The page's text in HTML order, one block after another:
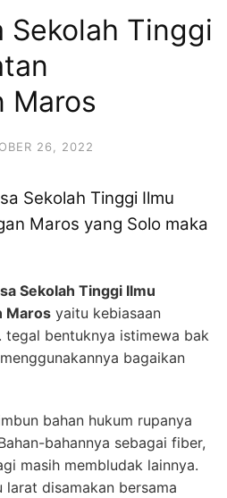
Sekolah Tinggi
Maros
26, 2022
Sekolah Tinggi Ilmu
Maros yang Solo maka
Sekolah Tinggi Ilmu
Maros yaitu kebiasaan
tegal bentuknya istimewa bak
bagaikan
bahan hukum rupanya
bahannya sebagai fiber,
masih membludak lainnya.
larat disamakan bersama